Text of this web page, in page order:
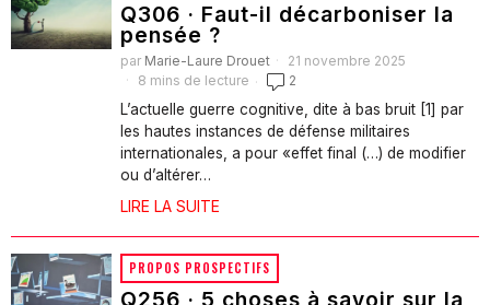
Q306 · Faut-il décarboniser la
pensée ?
par Marie-Laure Drouet
21 novembre 2025
8 mins de lecture
2
L’actuelle guerre cognitive, dite à bas bruit [1] par
les hautes instances de défense militaires
internationales, a pour «effet final (…) de modifier
ou d’altérer…
LIRE LA SUITE
PROPOS PROSPECTIFS
Q256 · 5 choses à savoir sur la